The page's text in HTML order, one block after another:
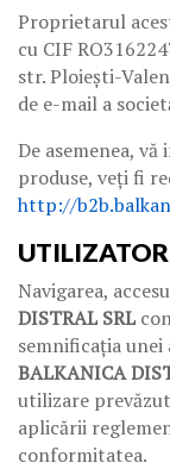
Proprietarul
cu CIF
str. Ploiești-
de e-mail a
De asemenea,
produse, veți fi
http://
Navigarea,
DISTRAL SRL
semnificația
BALKANICA
utilizare
aplicării
conformitatea.